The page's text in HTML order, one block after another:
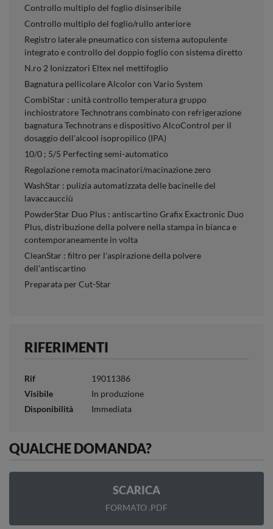
Controllo multiplo del foglio disinseribile
Controllo multiplo del foglio/rullo anteriore
Registro laterale pneumatico con sistema autopulente
integrato e controllo del doppio foglio con sistema diretto
N.ro 2 Ionizzatori Eltex nel mettifoglio
Bagnatura pellicolare Alcolor con Vario System
CombiStar : unità controllo temperatura gruppo
inchiostratore Technotrans combinato con refrigerazione
bagnatura Technotrans e dispositivo AlcoControl per il
dosaggio dell'alcool isopropilico (IPA)
10/0 ; 5/5 Perfecting semi-automatico
Regolazione remota macinatori/macinazione zero
WashStar : pulizia automatizzata delle bacinelle del
lavaccaucciù
PowderStar Duo Plus : antiscartino Grafix Exactronic Duo
Plus, distribuzione della polvere nella stampa in bianca e
contemporaneamente in volta
CleanStar : filtro per l'aspirazione della polvere
dell'antiscartino
Preparata per Cut-Star
RIFERIMENTI
Rif
19011386
Visibile
In produzione
Disponibilità
Immediata
QUALCHE DOMANDA?
SCARICA
FORMATO .PDF